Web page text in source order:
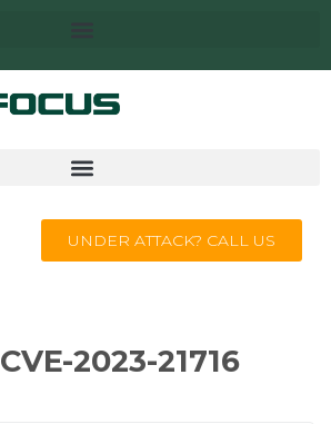
UNDER ATTACK? CALL US
CVE-2023-21716